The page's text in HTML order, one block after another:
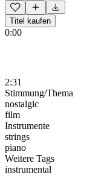
Titel kaufen
0:00
2:31
Stimmung/Thema
nostalgic
film
Instrumente
strings
piano
Weitere Tags
instrumental